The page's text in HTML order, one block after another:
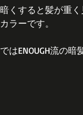
暗くすると髪が重
カラーです。
ではENOUGH流の暗